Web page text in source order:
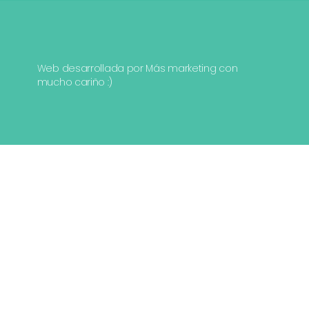
Web desarrollada por Más marketing con
mucho cariño :)